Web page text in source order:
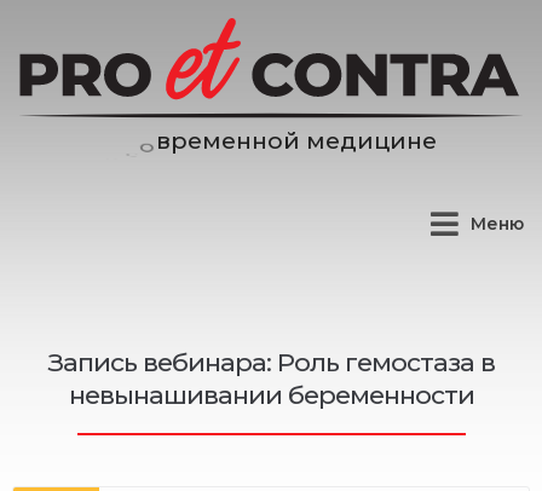
е менной медицине
Меню
Запись вебинара: Роль гемостаза в
невынашивании беременности